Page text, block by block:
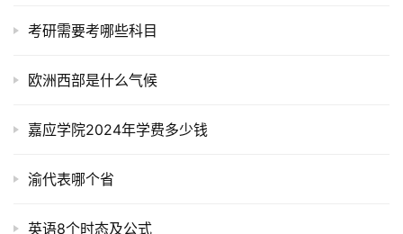
考研需要考哪些科目
欧洲西部是什么气候
嘉应学院2024年学费多少钱
渝代表哪个省
英语8个时态及公式